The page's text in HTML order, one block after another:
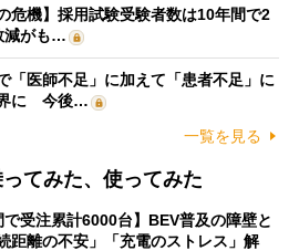
危機】採用試験受験者数は10年間で2
減がも…
「医師不足」に加えて「患者不足」に
界に 今後…
一覧を見る
てみた、使ってみた
で受注累計6000台】BEV普及の障壁と
距離の不安」「充電のストレス」解